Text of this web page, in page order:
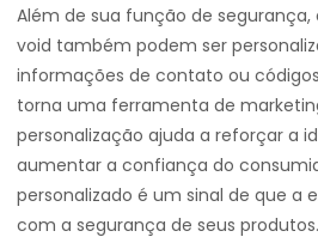
Além de sua função de segurança,
void também podem ser
informações de contato ou
torna uma ferramenta de
personalização ajuda a reforçar a
aumentar a confiança do
personalizado é um sinal de que a
com a segurança de seus produtos.